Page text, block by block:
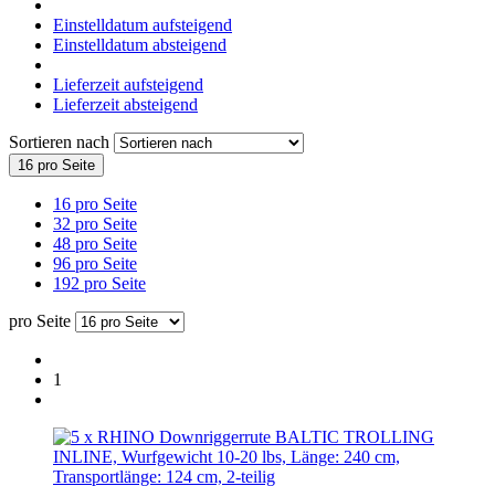
Einstelldatum aufsteigend
Einstelldatum absteigend
Lieferzeit aufsteigend
Lieferzeit absteigend
Sortieren nach
16 pro Seite
16 pro Seite
32 pro Seite
48 pro Seite
96 pro Seite
192 pro Seite
pro Seite
1